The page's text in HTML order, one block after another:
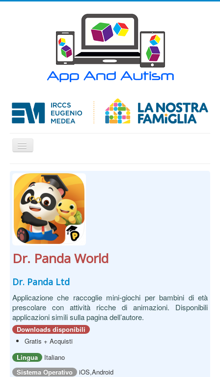
Cambia
navigazione
APP
Articoli
Contatti
Dr. Panda World
Dr. Panda Ltd
Applicazione che raccoglie mini-giochi per bambini di età
prescolare con attività ricche di animazioni. Disponibili
applicazioni simili sulla pagina dell’autore.
Downloads disponibili
Gratis + Acquisti
Lingua
Italiano
Sistema Operativo
iOS,Android